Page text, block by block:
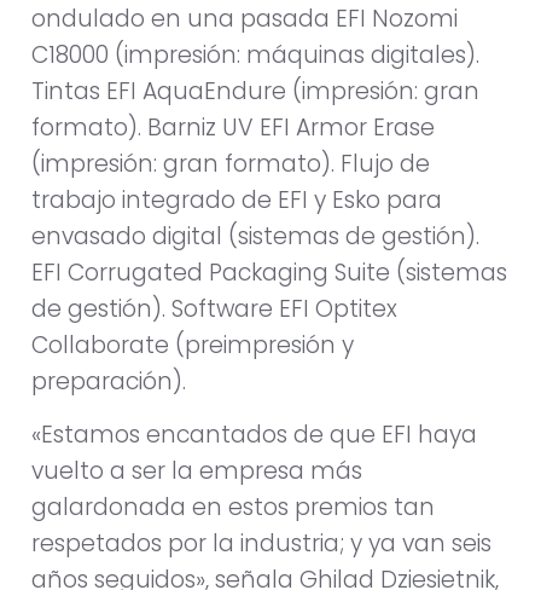
ondulado en una pasada EFI Nozomi
C18000 (impresión: máquinas digitales).
Tintas EFI AquaEndure (impresión: gran
formato). Barniz UV EFI Armor Erase
(impresión: gran formato). Flujo de
trabajo integrado de EFI y Esko para
envasado digital (sistemas de gestión).
EFI Corrugated Packaging Suite (sistemas
de gestión). Software EFI Optitex
Collaborate (preimpresión y
preparación).
«Estamos encantados de que EFI haya
vuelto a ser la empresa más
galardonada en estos premios tan
respetados por la industria; y ya van seis
años seguidos», señala Ghilad Dziesietnik,